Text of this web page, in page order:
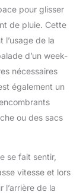
pour glisser
de pluie. Cette
de la
d’un week-
nécessaires
également un
ou des sacs
se fait sentir,
vitesse et lors
de la